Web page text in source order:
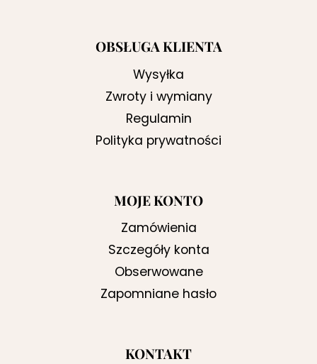
OBSŁUGA KLIENTA
Wysyłka
Zwroty i wymiany
Regulamin
Polityka prywatności
MOJE KONTO
Zamówienia
Szczegóły konta
Obserwowane
Zapomniane hasło
KONTAKT